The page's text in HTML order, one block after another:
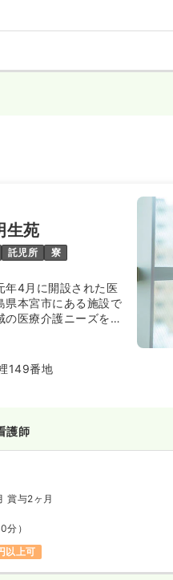
生苑
託児所 寮
年4月に開設された医
県本宮市にある施設で
医療介護ニーズを支
149番地
護師
賞与2ヶ月
分）
以上可